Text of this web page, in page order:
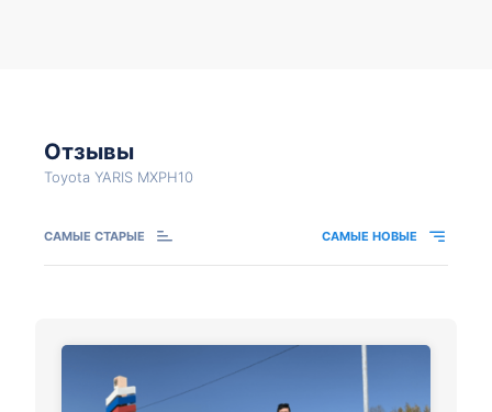
Отзывы
Toyota YARIS MXPH10
САМЫЕ СТАРЫЕ САМЫЕ НОВЫЕ